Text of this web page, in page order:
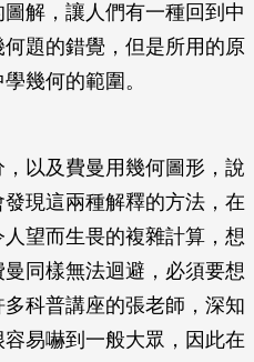
解，讓人們有一種回到中
題的錯覺，但是所用的原
幾何的範圍。
以及費曼用幾何圖形，說
現這兩種解釋的方法，在
望而生畏的複雜計算，想
同樣無法迴避，必須要想
科普講座的張老師，深知
易嚇到一般大眾，因此在